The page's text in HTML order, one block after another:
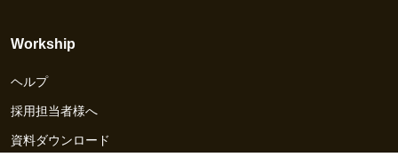
Workship
ヘルプ
採用担当者様へ
資料ダウンロード